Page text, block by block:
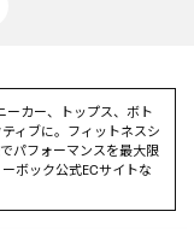
ーカー、トップス、ボト
ィブに。フィットネスシ
パフォーマンスを最大限
ボック公式ECサイトな